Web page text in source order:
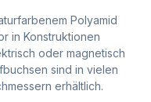
Polyamid
in Konstruktionen
oder magnetisch
sind in vielen
erhältlich.